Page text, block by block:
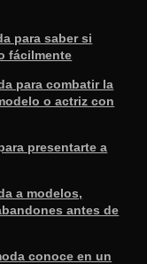
para saber si
fácilmente
para combatir la
o actriz con
presentarte a
a modelos,
antes de
conoce en un